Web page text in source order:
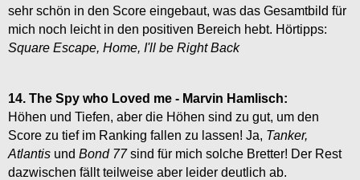
sehr schön in den Score eingebaut, was das Gesamtbild für
mich noch leicht in den positiven Bereich hebt. Hörtipps:
Square Escape, Home, I'll be Right Back
14. The Spy who Loved me - Marvin Hamlisch:
Höhen und Tiefen, aber die Höhen sind zu gut, um den
Score zu tief im Ranking fallen zu lassen! Ja, Tanker,
Atlantis und Bond 77sind für mich solche Bretter! Der Rest
dazwischen fällt teilweise aber leider deutlich ab.